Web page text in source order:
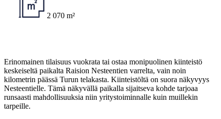
2 070 m²
Erinomainen tilaisuus vuokrata tai ostaa monipuolinen kiinteistö
keskeiseltä paikalta Raision Nesteentien varrelta, vain noin
kilometrin päässä Turun telakasta. Kiinteistöltä on suora näkyvyys
Nesteentielle. Tämä näkyvällä paikalla sijaitseva kohde tarjoaa
runsaasti mahdollisuuksia niin yritystoiminnalle kuin muillekin
tarpeille.